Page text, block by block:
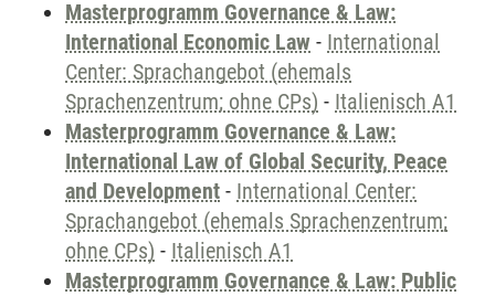
Masterprogramm Governance & Law:
International Economic Law - International
Center: Sprachangebot (ehemals
Sprachenzentrum; ohne CPs) - Italienisch A1
Masterprogramm Governance & Law:
International Law of Global Security, Peace
and Development - International Center:
Sprachangebot (ehemals Sprachenzentrum;
ohne CPs) - Italienisch A1
Masterprogramm Governance & Law: Public